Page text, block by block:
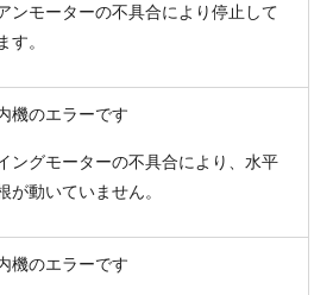
ンモーターの不具合により停止して
す。
機のエラーです
ングモーターの不具合により、水平
が動いていません。
機のエラーです